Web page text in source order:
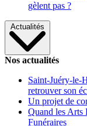
gèlent pas ?
Actualités
Nos actualités
Saint-Juéry-le-
retrouver son
Un projet de
Quand les Arts
Funéraires